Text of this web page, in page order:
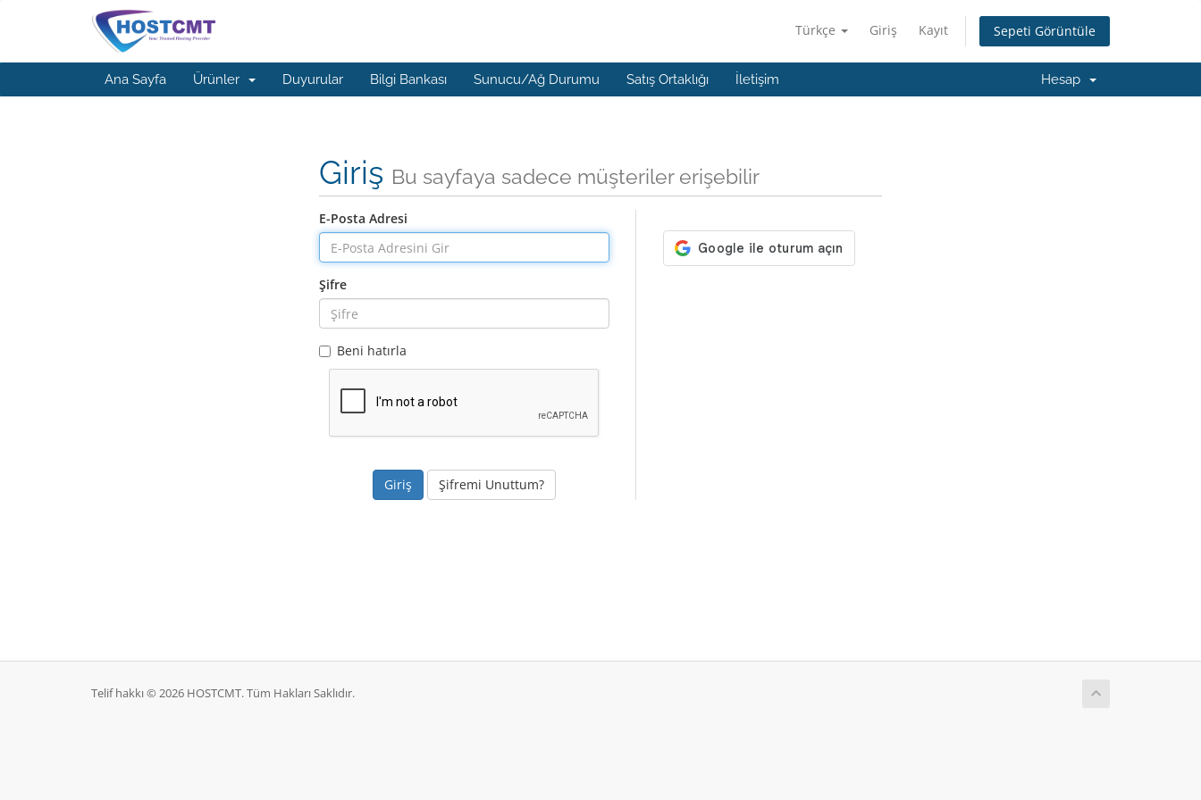
Türkçe Giriş Kayıt Sepeti Görüntüle
Ana Sayfa Ürünler Duyurular Bilgi Bankası Sunucu/Ağ Durumu Satış Ortaklığı İletişim Hesap
Giriş Bu sayfaya sadece müşteriler erişebilir
E-Posta Adresi
Şifre
Beni hatırla
Şifremi Unuttum?
Telif hakkı © 2026 HOSTCMT. Tüm Hakları Saklıdır.